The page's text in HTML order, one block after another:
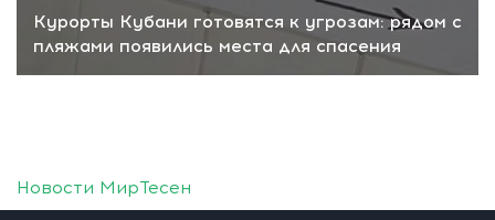
Курорты Кубани готовятся к угрозам: рядом с
пляжами появились места для спасения
Новости МирТесен